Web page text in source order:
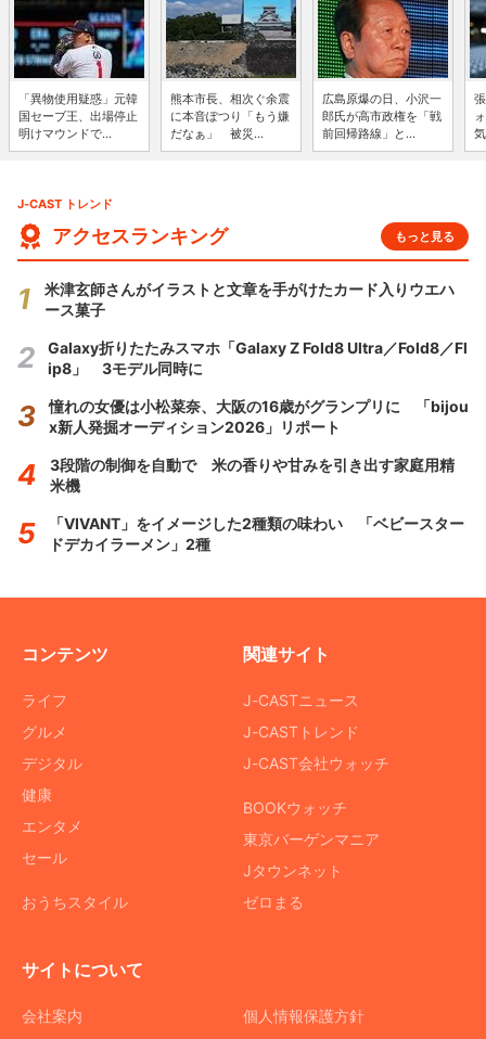
「異物使用疑惑」元韓
国セーブ王、出場停止
明けマウンドで...
熊本市長、相次ぐ余震
に本音ぽつり「もう嫌
だなぁ」 被災...
広島原爆の日、小沢一
郎氏が高市政権を「戦
前回帰路線」と...
J-CAST トレンド
アクセスランキング もっと見る
米津玄師さんがイラストと文章を手がけたカード入りウエハ
ース菓子
Galaxy折りたたみスマホ「Galaxy Z Fold8 Ultra／Fold8／Fl
ip8」 3モデル同時に
憧れの女優は小松菜奈、大阪の16歳がグランプリに 「bijou
x新人発掘オーディション2026」リポート
3段階の制御を自動で 米の香りや甘みを引き出す家庭用精
米機
「VIVANT」をイメージした2種類の味わい 「ベビースター
ドデカイラーメン」2種
コンテンツ
ライフ
グルメ
デジタル
健康
エンタメ
セール
おうちスタイル
関連サイト
J-CASTニュース
J-CASTトレンド
J-CAST会社ウォッチ
BOOKウォッチ
東京バーゲンマニア
Jタウンネット
ゼロまる
サイトについて
会社案内
個人情報保護方針